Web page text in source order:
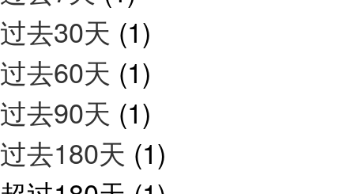
过去30天 (1)
过去60天 (1)
过去90天 (1)
过去180天 (1)